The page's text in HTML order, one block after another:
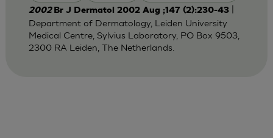
2002 Br J Dermatol 2002 Aug ;147 (2):230-43|
Department of Dermatology, Leiden University
Medical Centre, Sylvius Laboratory, PO Box 9503,
2300 RA Leiden, The Netherlands.